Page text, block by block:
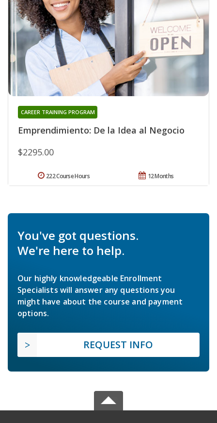
Emprendimiento: De la Idea al Negocio
CAREER TRAINING PROGRAM
$2295.00
12 Months
222 Course Hours
You've got questions.
We're here to help.
Our highly knowledgeable Enrollment
Specialists will answer any questions you
might have about the course and payment
options.
REQUEST INFO